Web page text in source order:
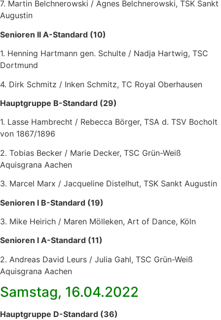
7. Martin Belchnerowski / Agnes Belchnerowski, TSK Sankt
Augustin
Senioren II A-Standard (10)
1. Henning Hartmann gen. Schulte / Nadja Hartwig, TSC
Dortmund
4. Dirk Schmitz / Inken Schmitz, TC Royal Oberhausen
Hauptgruppe B-Standard (29)
1. Lasse Hambrecht / Rebecca Börger, TSA d. TSV Bocholt
von 1867/1896
2. Tobias Becker / Marie Decker, TSC Grün-Weiß
Aquisgrana Aachen
3. Marcel Marx / Jacqueline Distelhut, TSK Sankt Augustin
Senioren I B-Standard (19)
3. Mike Heirich / Maren Mölleken, Art of Dance, Köln
Senioren I A-Standard (11)
2. Andreas David Leurs / Julia Gahl, TSC Grün-Weiß
Aquisgrana Aachen
Samstag, 16.04.2022
Hauptgruppe D-Standard (36)